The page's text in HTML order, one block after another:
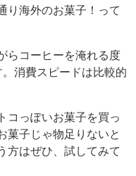
り海外のお菓子！って
らコーヒーを淹れる度
消費スピードは比較的
コっぽいお菓子を買っ
菓子じゃ物足りないと
方はぜひ、試してみて